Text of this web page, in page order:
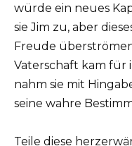
würde ein neues
sie Jim zu, aber
Freude
Vaterschaft kam für
nahm sie mit
seine wahre
Teile diese